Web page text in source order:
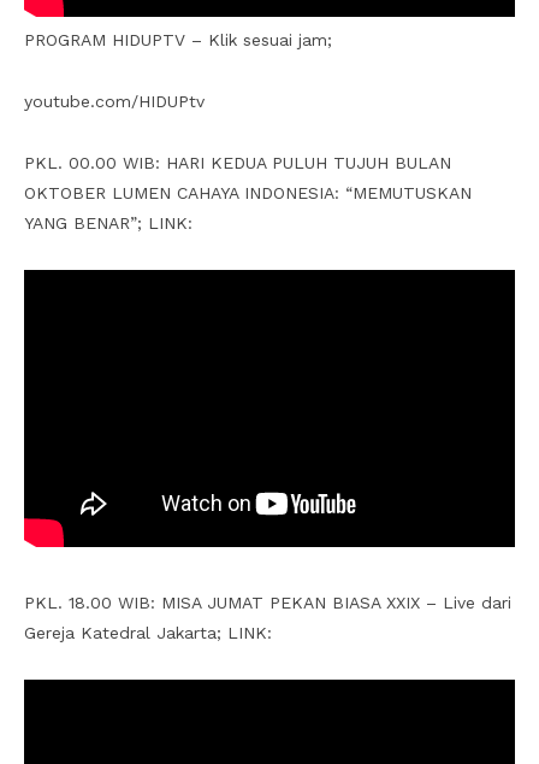
PROGRAM HIDUPTV – Klik sesuai jam;
youtube.com/HIDUPtv
PKL. 00.00 WIB: HARI KEDUA PULUH TUJUH BULAN
OKTOBER LUMEN CAHAYA INDONESIA: “MEMUTUSKAN
YANG BENAR”; LINK:
PKL. 18.00 WIB: MISA JUMAT PEKAN BIASA XXIX – Live dari
Gereja Katedral Jakarta; LINK: